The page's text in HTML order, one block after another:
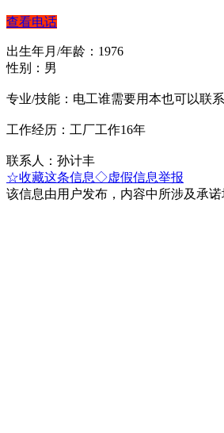
查看电话
出生年月/年龄：1976
性别：男
专业/技能：电工谁需要用本也可以联
工作经历：工厂工作16年
联系人：孙计丰
☆收藏这条信息◇虚假信息举报
该信息由用户发布，内容中所涉及承